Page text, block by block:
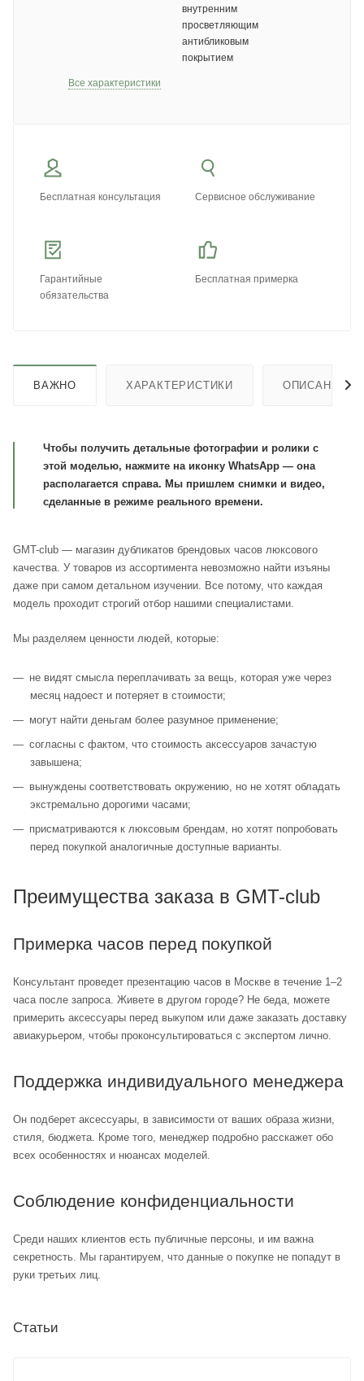
внутренним
просветляющим
антибликовым
покрытием
Все характеристики
Бесплатная консультация Сервисное обслуживание
Гарантийные
обязательства
Бесплатная примерка
ВАЖНО ХАРАКТЕРИСТИКИ ОПИСАНИЕ
Чтобы получить детальные фотографии и ролики с
этой моделью, нажмите на иконку WhatsApp — она
располагается справа. Мы пришлем снимки и видео,
сделанные в режиме реального времени.
GMT-club — магазин дубликатов брендовых часов люксового
качества. У товаров из ассортимента невозможно найти изъяны
даже при самом детальном изучении. Все потому, что каждая
модель проходит строгий отбор нашими специалистами.
Мы разделяем ценности людей, которые:
не видят смысла переплачивать за вещь, которая уже через
месяц надоест и потеряет в стоимости;
могут найти деньгам более разумное применение;
согласны с фактом, что стоимость аксессуаров зачастую
завышена;
вынуждены соответствовать окружению, но не хотят обладать
экстремально дорогими часами;
присматриваются к люксовым брендам, но хотят попробовать
перед покупкой аналогичные доступные варианты.
Преимущества заказа в GMT-club
Примерка часов перед покупкой
Консультант проведет презентацию часов в Москве в течение 1–2
часа после запроса. Живете в другом городе? Не беда, можете
примерить аксессуары перед выкупом или даже заказать доставку
авиакурьером, чтобы проконсультироваться с экспертом лично.
Поддержка индивидуального менеджера
Он подберет аксессуары, в зависимости от ваших образа жизни,
стиля, бюджета. Кроме того, менеджер подробно расскажет обо
всех особенностях и нюансах моделей.
Соблюдение конфиденциальности
Среди наших клиентов есть публичные персоны, и им важна
секретность. Мы гарантируем, что данные о покупке не попадут в
руки третьих лиц.
Статьи